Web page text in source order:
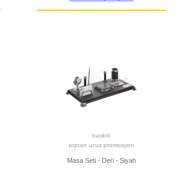
baskılı
toptan ucuz promosyon
Masa Seti - Deri - Siyah